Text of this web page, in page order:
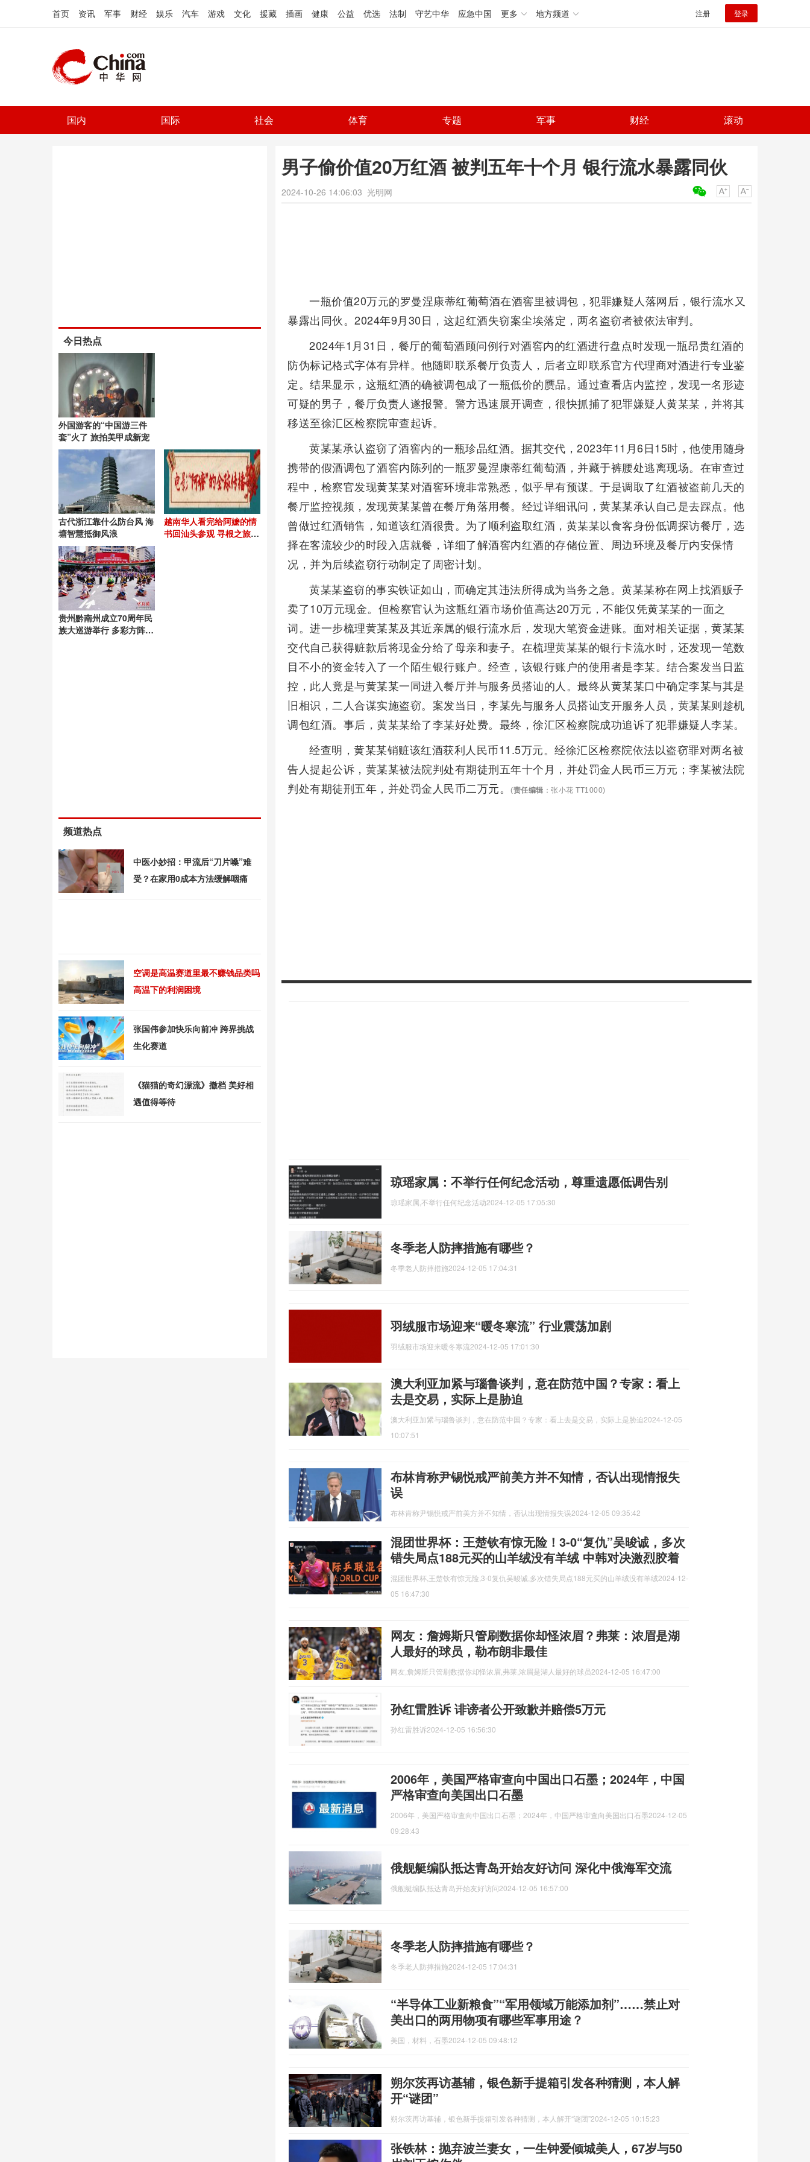
首页 资讯 军事 财经 娱乐 汽车 游戏 文化 援藏 插画 健康 公益 优选 法制 守艺中华 应急中国 更多 地方频道 注册 登录
国内 国际 社会 体育 专题 军事 财经 滚动
男子偷价值20万红酒 被判五年十个月 银行流水暴露同伙
2024-10-26 14:06:03 光明网
一瓶价值20万元的罗曼涅康蒂红葡萄酒在酒窖里被调包，犯罪嫌疑人落网后，银行流水又
暴露出同伙。2024年9月30日，这起红酒失窃案尘埃落定，两名盗窃者被依法审判。
2024年1月31日，餐厅的葡萄酒顾问例行对酒窖内的红酒进行盘点时发现一瓶昂贵红酒的
防伪标记格式字体有异样。他随即联系餐厅负责人，后者立即联系官方代理商对酒进行专业鉴
定。结果显示，这瓶红酒的确被调包成了一瓶低价的赝品。通过查看店内监控，发现一名形迹
可疑的男子，餐厅负责人遂报警。警方迅速展开调查，很快抓捕了犯罪嫌疑人黄某某，并将其
移送至徐汇区检察院审查起诉。
黄某某承认盗窃了酒窖内的一瓶珍品红酒。据其交代，2023年11月6日15时，他使用随身
携带的假酒调包了酒窖内陈列的一瓶罗曼涅康蒂红葡萄酒，并藏于裤腰处逃离现场。在审查过
程中，检察官发现黄某某对酒窖环境非常熟悉，似乎早有预谋。于是调取了红酒被盗前几天的
餐厅监控视频，发现黄某某曾在餐厅角落用餐。经过详细讯问，黄某某承认自己是去踩点。他
曾做过红酒销售，知道该红酒很贵。为了顺利盗取红酒，黄某某以食客身份低调探访餐厅，选
择在客流较少的时段入店就餐，详细了解酒窖内红酒的存储位置、周边环境及餐厅内安保情
况，并为后续盗窃行动制定了周密计划。
黄某某盗窃的事实铁证如山，而确定其违法所得成为当务之急。黄某某称在网上找酒贩子
卖了10万元现金。但检察官认为这瓶红酒市场价值高达20万元，不能仅凭黄某某的一面之
词。进一步梳理黄某某及其近亲属的银行流水后，发现大笔资金进账。面对相关证据，黄某某
交代自己获得赃款后将现金分给了母亲和妻子。在梳理黄某某的银行卡流水时，还发现一笔数
目不小的资金转入了一个陌生银行账户。经查，该银行账户的使用者是李某。结合案发当日监
控，此人竟是与黄某某一同进入餐厅并与服务员搭讪的人。最终从黄某某口中确定李某与其是
旧相识，二人合谋实施盗窃。案发当日，李某先与服务人员搭讪支开服务人员，黄某某则趁机
调包红酒。事后，黄某某给了李某好处费。最终，徐汇区检察院成功追诉了犯罪嫌疑人李某。
经查明，黄某某销赃该红酒获利人民币11.5万元。经徐汇区检察院依法以盗窃罪对两名被
告人提起公诉，黄某某被法院判处有期徒刑五年十个月，并处罚金人民币三万元；李某被法院
判处有期徒刑五年，并处罚金人民币二万元。
(责任编辑 ：张小花 TT1000)
琼瑶家属：不举行任何纪念活动，尊重遗愿低调告别
琼瑶家属,不举行任何纪念活动2024-12-05 17:05:30
冬季老人防摔措施有哪些？
冬季老人防摔措施2024-12-05 17:04:31
羽绒服市场迎来“暖冬寒流” 行业震荡加剧
羽绒服市场迎来暖冬寒流2024-12-05 17:01:30
澳大利亚加紧与瑙鲁谈判，意在防范中国？专家：看上
去是交易，实际上是胁迫
澳大利亚加紧与瑙鲁谈判，意在防范中国？专家：看上去是交易，实际上是胁迫2024-12-05
10:07:51
布林肯称尹锡悦戒严前美方并不知情，否认出现情报失
误
布林肯称尹锡悦戒严前美方并不知情，否认出现情报失误2024-12-05 09:35:42
混团世界杯：王楚钦有惊无险！3-0“复仇”吴晙诚，多次
错失局点188元买的山羊绒没有羊绒 中韩对决激烈胶着
混团世界杯,王楚钦有惊无险,3-0复仇吴晙诚,多次错失局点188元买的山羊绒没有羊绒2024-12-
05 16:47:30
网友：詹姆斯只管刷数据你却怪浓眉？弗莱：浓眉是湖
人最好的球员，勒布朗非最佳
网友,詹姆斯只管刷数据你却怪浓眉,弗莱,浓眉是湖人最好的球员2024-12-05 16:47:00
孙红雷胜诉 诽谤者公开致歉并赔偿5万元
孙红雷胜诉2024-12-05 16:56:30
2006年，美国严格审查向中国出口石墨；2024年，中国
严格审查向美国出口石墨
2006年，美国严格审查向中国出口石墨；2024年，中国严格审查向美国出口石墨2024-12-05
09:28:43
俄舰艇编队抵达青岛开始友好访问 深化中俄海军交流
俄舰艇编队抵达青岛开始友好访问2024-12-05 16:57:00
冬季老人防摔措施有哪些？
冬季老人防摔措施2024-12-05 17:04:31
“半导体工业新粮食”“军用领域万能添加剂”……禁止对
美出口的两用物项有哪些军事用途？
美国，材料，石墨2024-12-05 09:48:12
朔尔茨再访基辅，银色新手提箱引发各种猜测，本人解
开“谜团”
朔尔茨再访基辅，银色新手提箱引发各种猜测，本人解开“谜团”2024-12-05 10:15:23
张铁林：抛弃波兰妻女，一生钟爱倾城美人，67岁与50
今日热点
外国游客的“中国游三件
套”火了 旅拍美甲成新宠
古代浙江靠什么防台风 海
塘智慧抵御风浪
越南华人看完给阿嬷的情
书回汕头参观 寻根之旅触
贵州黔南州成立70周年民
族大巡游举行 多彩方阵展
频道热点
中医小妙招：甲流后“刀片嗓”难
受？在家用0成本方法缓解咽痛
空调是高温赛道里最不赚钱品类吗
高温下的利润困境
张国伟参加快乐向前冲 跨界挑战
生化赛道
《猫猫的奇幻漂流》撤档 美好相
遇值得等待